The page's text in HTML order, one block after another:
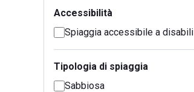
Accessibilità
Spiaggia accessibile a disabili
Tipologia di spiaggia
Sabbiosa